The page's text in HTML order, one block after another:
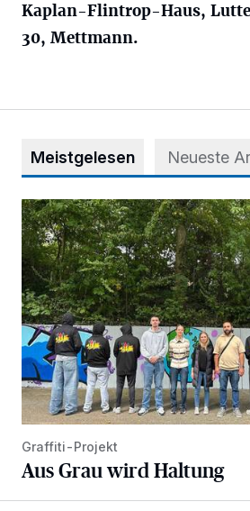
Kaplan-Flintrop-Haus,
30, Mettmann.
Meistgelesen Neueste
Aus Grau wird Haltung
Graffiti-Projekt
Aus Grau wird Haltung